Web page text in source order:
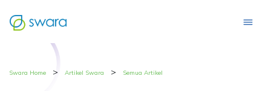
Swara Home > Artikel Swara > Semua Artikel